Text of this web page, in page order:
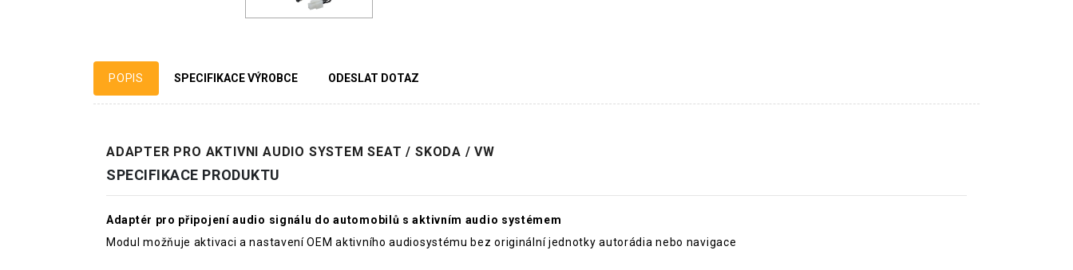
POPIS SPECIFIKACE VÝROBCE ODESLAT DOTAZ
ADAPTER PRO AKTIVNI AUDIO SYSTEM SEAT / SKODA / VW
SPECIFIKACE PRODUKTU
Adaptér pro připojení audio signálu do automobilů s aktivním audio systémem
Modul možňuje aktivaci a nastavení OEM aktivního audiosystému bez originální jednotky autorádia nebo navigace